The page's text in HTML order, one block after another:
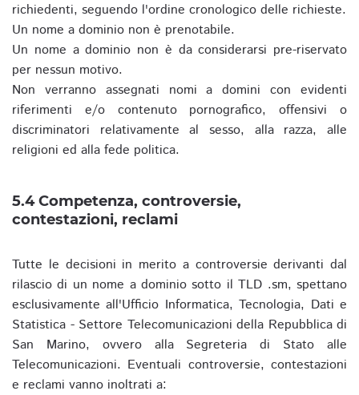
richiedenti, seguendo l'ordine cronologico delle richieste.
Un nome a dominio non è prenotabile.
Un nome a dominio non è da considerarsi pre-riservato
per nessun motivo.
Non verranno assegnati nomi a domini con evidenti
riferimenti e/o contenuto pornografico, offensivi o
discriminatori relativamente al sesso, alla razza, alle
religioni ed alla fede politica.
5.4 Competenza, controversie,
contestazioni, reclami
Tutte le decisioni in merito a controversie derivanti dal
rilascio di un nome a dominio sotto il TLD .sm, spettano
esclusivamente all'Ufficio Informatica, Tecnologia, Dati e
Statistica - Settore Telecomunicazioni della Repubblica di
San Marino, ovvero alla Segreteria di Stato alle
Telecomunicazioni. Eventuali controversie, contestazioni
e reclami vanno inoltrati a: